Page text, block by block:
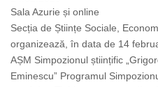
Sala Azurie și online
Secția de Științe Sociale,
organizează, în data de 14
AȘM Simpozionul științific
Eminescu” Programul